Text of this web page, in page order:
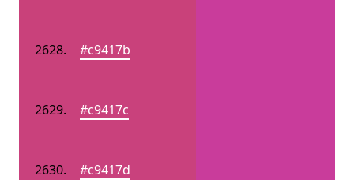
#c9417b
#c9417c
#c9417d